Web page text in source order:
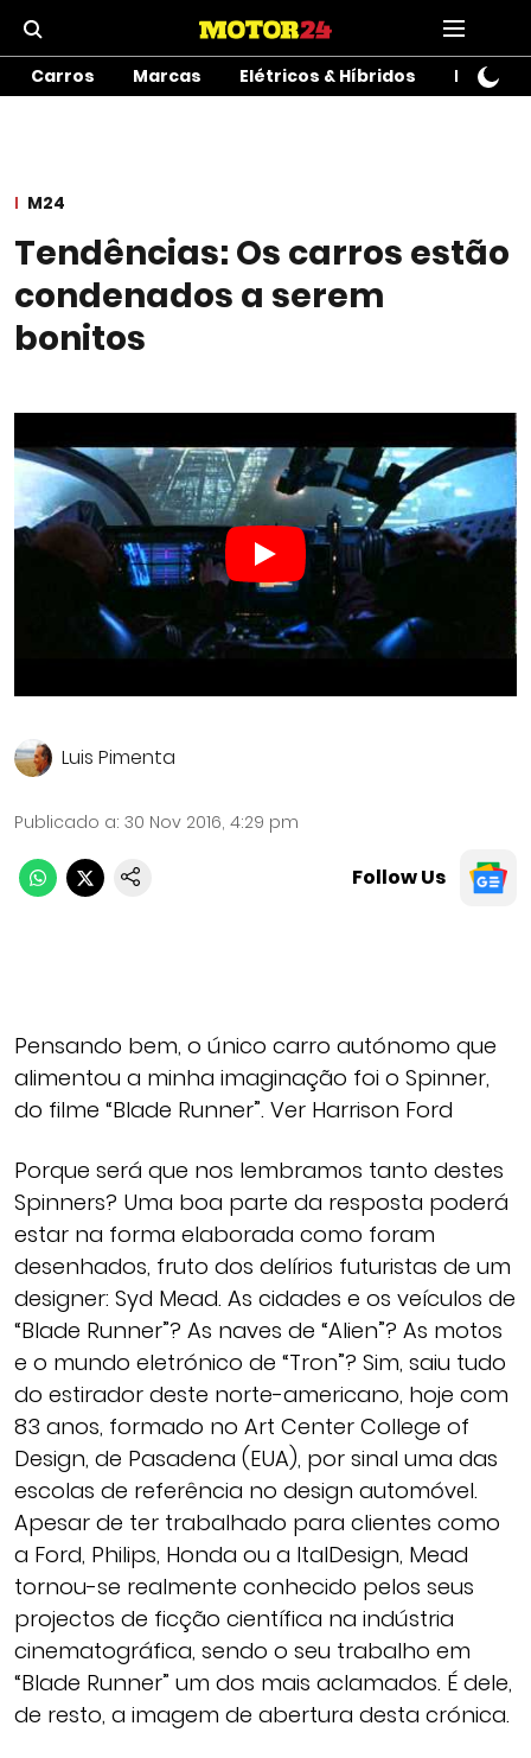
Carros Marcas Elétricos & Híbridos Motos
M24
Tendências: Os carros estão
condenados a serem
bonitos
Luis Pimenta
Publicado a: 30 Nov 2016, 4:29 pm
Follow Us
Pensando bem, o único carro autónomo que
alimentou a minha imaginação foi o Spinner,
do filme “Blade Runner”. Ver Harrison Ford
Porque será que nos lembramos tanto destes
Spinners? Uma boa parte da resposta poderá
estar na forma elaborada como foram
desenhados, fruto dos delírios futuristas de um
designer: Syd Mead. As cidades e os veículos de
“Blade Runner”? As naves de “Alien”? As motos
e o mundo eletrónico de “Tron”? Sim, saiu tudo
do estirador deste norte-americano, hoje com
83 anos, formado no Art Center College of
Design, de Pasadena (EUA), por sinal uma das
escolas de referência no design automóvel.
Apesar de ter trabalhado para clientes como
a Ford, Philips, Honda ou a ItalDesign, Mead
tornou-se realmente conhecido pelos seus
projectos de ficção científica na indústria
cinematográfica, sendo o seu trabalho em
“Blade Runner” um dos mais aclamados. É dele,
de resto, a imagem de abertura desta crónica.